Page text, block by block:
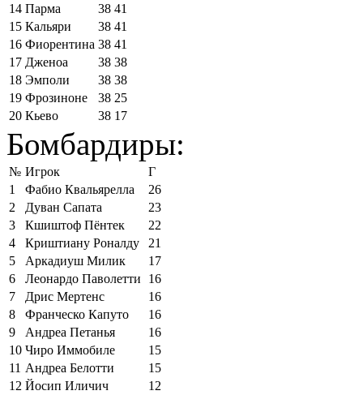
14 Парма 38 41
15 Кальяри 38 41
16 Фиорентина 38 41
17 Дженоа 38 38
18 Эмполи 38 38
19 Фрозиноне 38 25
20 Кьево 38 17
Бомбардиры:
№ Игрок
Г
1
Фабио Квальярелла
26
2
Дуван Сапата
23
3
Кшиштоф Пёнтек
22
4
Криштиану Роналду
21
5
Аркадиуш Милик
17
6
Леонардо Паволетти
16
7
Дрис Мертенс
16
8
Франческо Капуто
16
9
Андреа Петанья
16
10 Чиро Иммобиле
15
11 Андреа Белотти
15
12 Йосип Иличич
12